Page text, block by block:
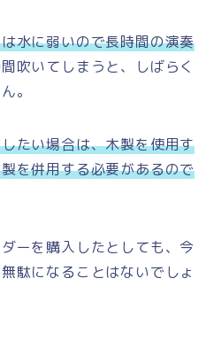
水に弱いので長時間の演奏
吹いてしまうと、しばらく
。
たい場合は、木製を使用す
を併用する必要があるので
ーを購入したとしても、今
駄になることはないでしょ